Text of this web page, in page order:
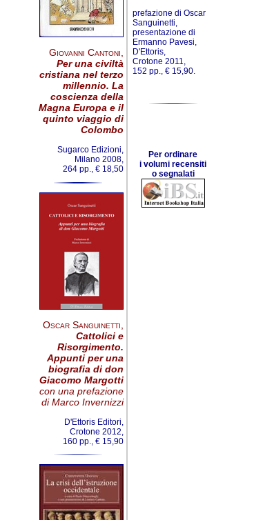
Giovanni Cantoni,
Per una civiltà
cristiana nel terzo
millennio. La
coscienza della
Magna Europa e il
quinto viaggio di
Colombo
Sugarco Edizioni,
Milano 2008,
264 pp., € 18,50
Oscar Sanguinetti
Cattolici e
Risorgimento.
Appunti per una
biografia di don
Giacomo Margotti
con una prefazione
di Marco Invernizzi
D'Ettoris Editori,
Crotone 2012,
160 pp., € 15,90
prefazione di Oscar
Sanguinetti,
presentazione di
Ermanno Pavesi,
D'Ettoris,
Crotone 2011,
152 pp., € 15,90.
Per ordinare
i volumi recensiti
o segnalati